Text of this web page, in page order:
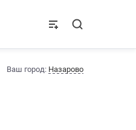
Ваш город: Назарово